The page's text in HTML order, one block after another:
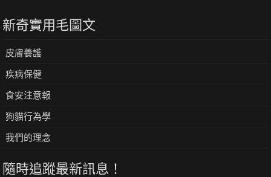
新奇實用毛圖文
皮膚養護
疾病保健
食安注意報
狗貓行為學
我們的理念
隨時追蹤最新訊息！